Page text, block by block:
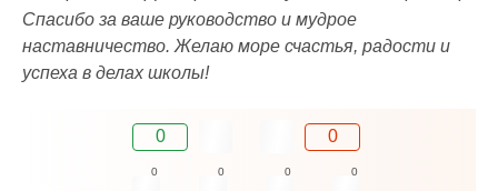
Спасибо за ваше руководство и мудрое
наставничество. Желаю море счастья, радости и
успеха в делах школы!
0 0
0 0 0 0